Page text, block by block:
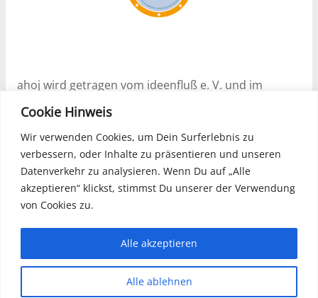
Cookie Hinweis
Wir verwenden Cookies, um Dein Surferlebnis zu
verbessern, oder Inhalte zu präsentieren und unseren
Datenverkehr zu analysieren. Wenn Du auf „Alle
akzeptieren“ klickst, stimmst Du unserer der Verwendung
von Cookies zu.
Alle ablehnen
Alle akzeptieren
ahoj wird getragen vom ideenfluß e. V. und im
Stadtentwicklung (ESF) Projekt „Gründer_Zeit!“ – I
(2024 – 2027) unterstützt.
ahoj ist offiziell geförderter Partner im
Förderprogramm Kulturhanse – Regionale
die Schweizer DROSOS STIFTUNG initiiert wurde und
im Februar 2021 startete.